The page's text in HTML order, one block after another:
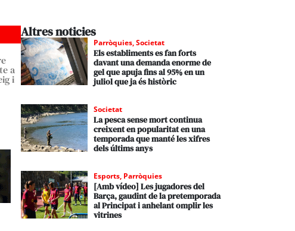
a
i
Altres noticies
Parròquies,Societat
Els establiments es fan forts
davant una demanda enorme de
gel que apuja fins al 95% en un
juliol que ja és històric
Societat
La pesca sense mort continua
creixent en popularitat en una
temporada que manté les xifres
dels últims anys
Esports, Parròquies
[Amb vídeo] Les jugadores del
Barça, gaudint de la pretemporada
al Principat i anhelant omplir les
vitrines